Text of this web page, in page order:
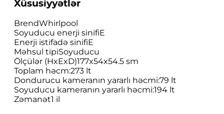
Xüsusiyyətlər
BrendWhirlpool
Soyuducu enerji sinifiE
Enerji istifadə sinifiE
Məhsul tipiSoyuducu
Ölçülər (HxExD)177x54x54.5 sm
Toplam həcm:273 lt
Dondurucu kameranın yararlı həcmi:79 lt
Soyuducu kameranın yararlı həcmi:194 lt
Zəmanət1 il